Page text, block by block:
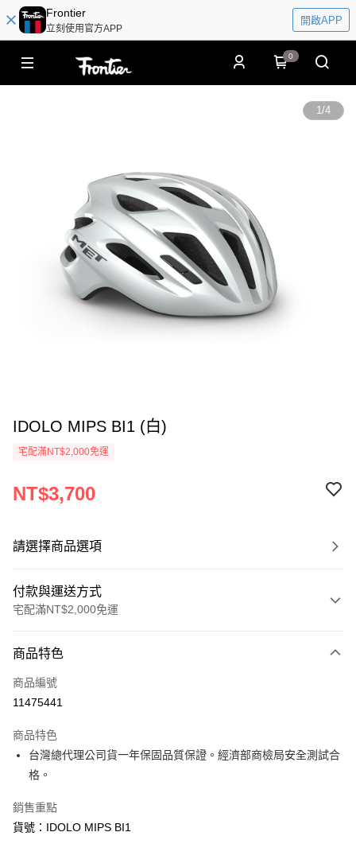
Frontier
立刻使用官方APP
開啟APP
0
1/4
IDOLO MIPS BI1 (白)
宅配滿NT$2,000免運
NT$3,700
請選擇商品選項
付款與運送方式
宅配滿NT$2,000免運
信用卡一次付款
LINE Pay
街口支付
悠遊付
Google Pay
商品特色
商品編號
11475441
商品特色
台灣總代理公司貨一年保固品質保證。經濟部商檢局安全測試合
格。
銷售重點
貨號：IDOLO MIPS BI1